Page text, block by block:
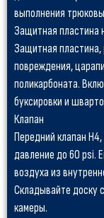
выполнения
Защитная пластина
Защитная
повреждения,
поликарбоната.
буксировки и
Клапан
Передний клапан
давление до 60 psi.
воздуха из
Складывайте доску
камеры.